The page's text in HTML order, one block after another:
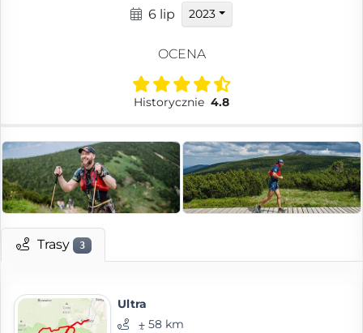
6 lip 2023
OCENA
Historycznie 4.8
Trasy 3
Ultra
⨦ 58 km